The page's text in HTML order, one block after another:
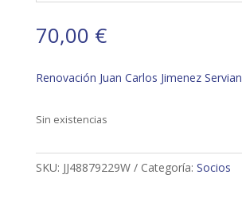
70,00 €
Renovación Juan Carlos Jimenez Servian
Sin existencias
SKU: JJ48879229W Categoría: Socios